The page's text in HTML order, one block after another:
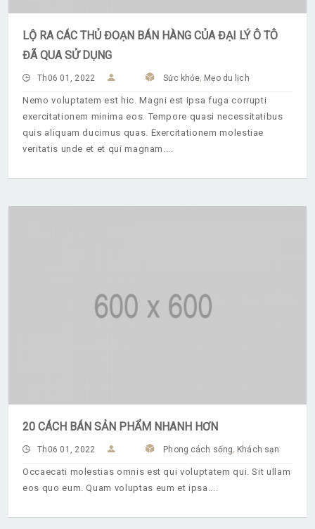
LỘ RA CÁC THỦ ĐOẠN BÁN HÀNG CỦA ĐẠI LÝ Ô TÔ
ĐÃ QUA SỬ DỤNG
Th06 01, 2022 Sức khỏe, Mẹo du lịch
Nemo voluptatem est hic. Magni est ipsa fuga corrupti
exercitationem minima eos. Tempore quasi necessitatibus
quis aliquam ducimus quas. Exercitationem molestiae
veritatis unde et et qui magnam.
20 CÁCH BÁN SẢN PHẨM NHANH HƠN
Th06 01, 2022 Phong cách sống, Khách sạn
Occaecati molestias omnis est qui voluptatem qui. Sit ullam
eos quo eum. Quam voluptas eum et ipsa.